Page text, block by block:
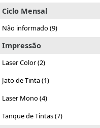
Ciclo Mensal
Não informado (9)
Impressão
Laser Color (2)
Jato de Tinta (1)
Laser Mono (4)
Tanque de Tintas (7)